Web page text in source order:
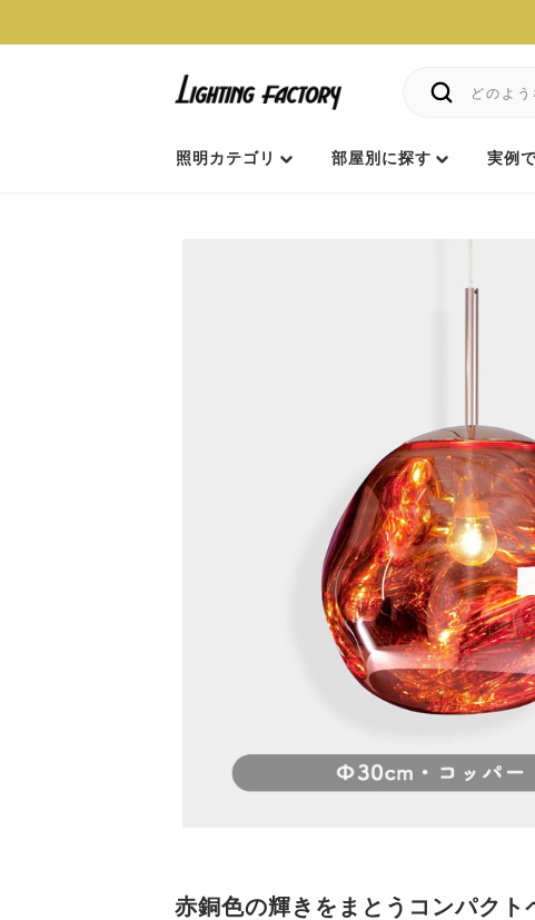
照明カテゴリ 部屋別に探す 実例
赤銅色の輝きをまとうコンパクト